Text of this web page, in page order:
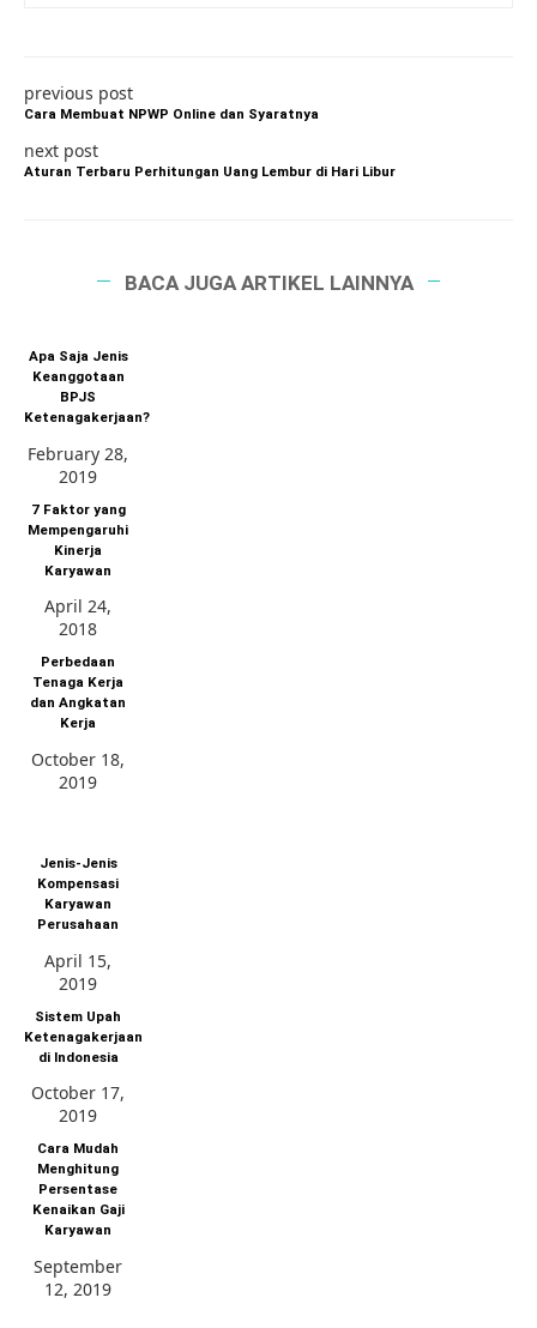
previous post
Cara Membuat NPWP Online dan Syaratnya
next post
Aturan Terbaru Perhitungan Uang Lembur di Hari Libur
BACA JUGA ARTIKEL LAINNYA
Apa Saja Jenis
Keanggotaan
BPJS
Ketenagakerjaan?
February 28,
2019
7 Faktor yang
Mempengaruhi
Kinerja
Karyawan
April 24,
2018
Perbedaan
Tenaga Kerja
dan Angkatan
Kerja
October 18,
2019
Jenis-Jenis
Kompensasi
Karyawan
Perusahaan
April 15,
2019
Sistem Upah
Ketenagakerjaan
di Indonesia
October 17,
2019
Cara Mudah
Menghitung
Persentase
Kenaikan Gaji
Karyawan
September
12, 2019